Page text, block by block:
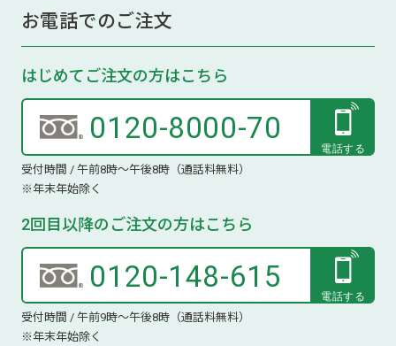
お電話でのご注文
はじめてご注文の方はこちら
0120-8000-70
受付時間 / 午前8時～午後8時（通話料無料）
※年末年始除く
2回目以降のご注文の方はこちら
0120-148-615
受付時間 / 午前9時～午後8時（通話料無料）
※年末年始除く